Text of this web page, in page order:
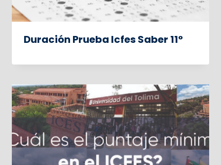
Duración Prueba Icfes Saber 11°